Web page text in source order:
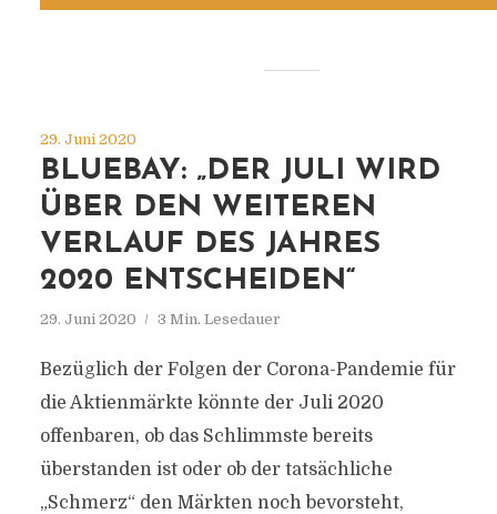
29. Juni 2020
BLUEBAY: „DER JULI WIRD
ÜBER DEN WEITEREN
VERLAUF DES JAHRES
2020 ENTSCHEIDEN“
29. Juni 2020 3 Min. Lesedauer
Bezüglich der Folgen der Corona-Pandemie für
die Aktienmärkte könnte der Juli 2020
offenbaren, ob das Schlimmste bereits
überstanden ist oder ob der tatsächliche
„Schmerz“ den Märkten noch bevorsteht,